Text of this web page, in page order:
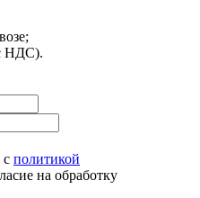
НДС).
с политикой
на обработку